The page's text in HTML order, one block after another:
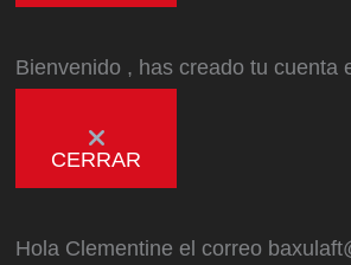
Bienvenido , has creado tu cuenta
CERRAR
Hola Clementine el correo